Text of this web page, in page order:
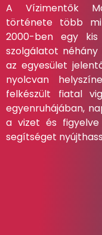
A Vízimentők
története több
2000-ben egy
szolgálatot
az egyesület
nyolcvan
felkészült fiatal
egyenruhájában,
a vizet és
segítséget